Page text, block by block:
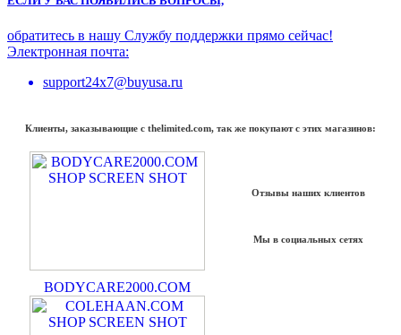
обратитесь в нашу Службу поддержки прямо сейчас!
Электронная почта:
support24x7@buyusa.ru
Клиенты, заказывающие с thelimited.com, так же покупают с этих магазинов:
BODYCARE2000.COM
Отзывы наших клиентов
Мы в социальных сетях